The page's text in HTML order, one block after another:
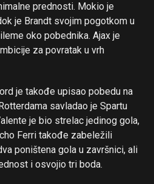
prednosti. Mokio je
je Brandt svojim pogotkom u
oko pobednika. Ajax je
za povratak u vrh
je takođe upisao pobedu na
savladao je Spartu
je bio strelac jedinog gola,
Ferri takođe zabeležili
poništena gola u završnici, ali
i osvojio tri boda.